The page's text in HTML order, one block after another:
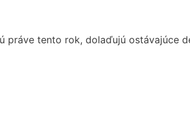
tento rok, dolaďujú ostávajúce